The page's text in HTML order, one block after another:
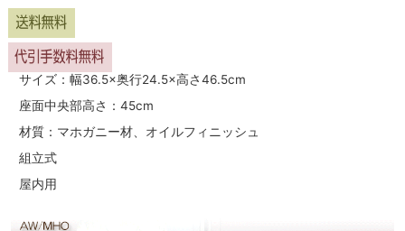
サイズ：幅36.5×奥行24.5×高さ46.5cm
座面中央部高さ：45cm
材質：マホガニー材、オイルフィニッシュ
組立式
屋内用